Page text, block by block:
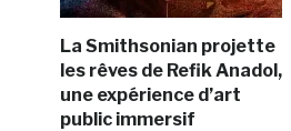
La Smithsonian projette
les rêves de Refik Anadol,
une expérience d’art
public immersif